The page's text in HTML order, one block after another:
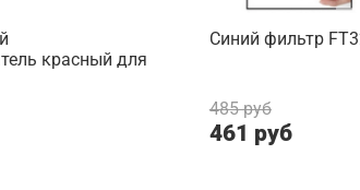
красный для
Синий фильтр
485 руб
461 руб